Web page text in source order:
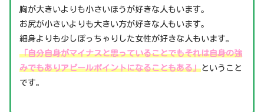
胸が大きいよりも小さいほうが好きな人もいます。
お尻が小さいよりも大きい方が好きな人もいます。
細身よりも少しぽっちゃりした女性が好きな人もいます。
「自分自身がマイナスと思っていることでもそれは自身の強
みでもありアピールポイントになることもある」ということ
です。